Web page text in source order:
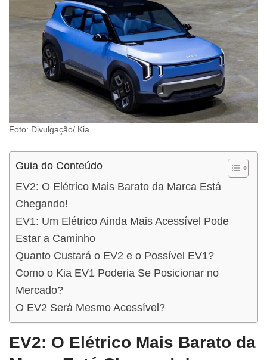
Foto: Divulgação/ Kia
Guia do Conteúdo
EV2: O Elétrico Mais Barato da Marca Está
Chegando!
EV1: Um Elétrico Ainda Mais Acessível Pode
Estar a Caminho
Quanto Custará o EV2 e o Possível EV1?
Como o Kia EV1 Poderia Se Posicionar no
Mercado?
O EV2 Será Mesmo Acessível?
EV2: O Elétrico Mais Barato da